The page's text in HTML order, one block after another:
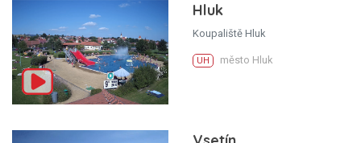
Hluk
Koupaliště Hluk
UH město Hluk